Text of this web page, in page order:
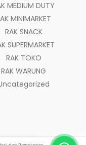
MEDIUM DUTY
MINIMARKET
RAK SNACK
SUPERMARKET
RAK TOKO
RAK WARUNG